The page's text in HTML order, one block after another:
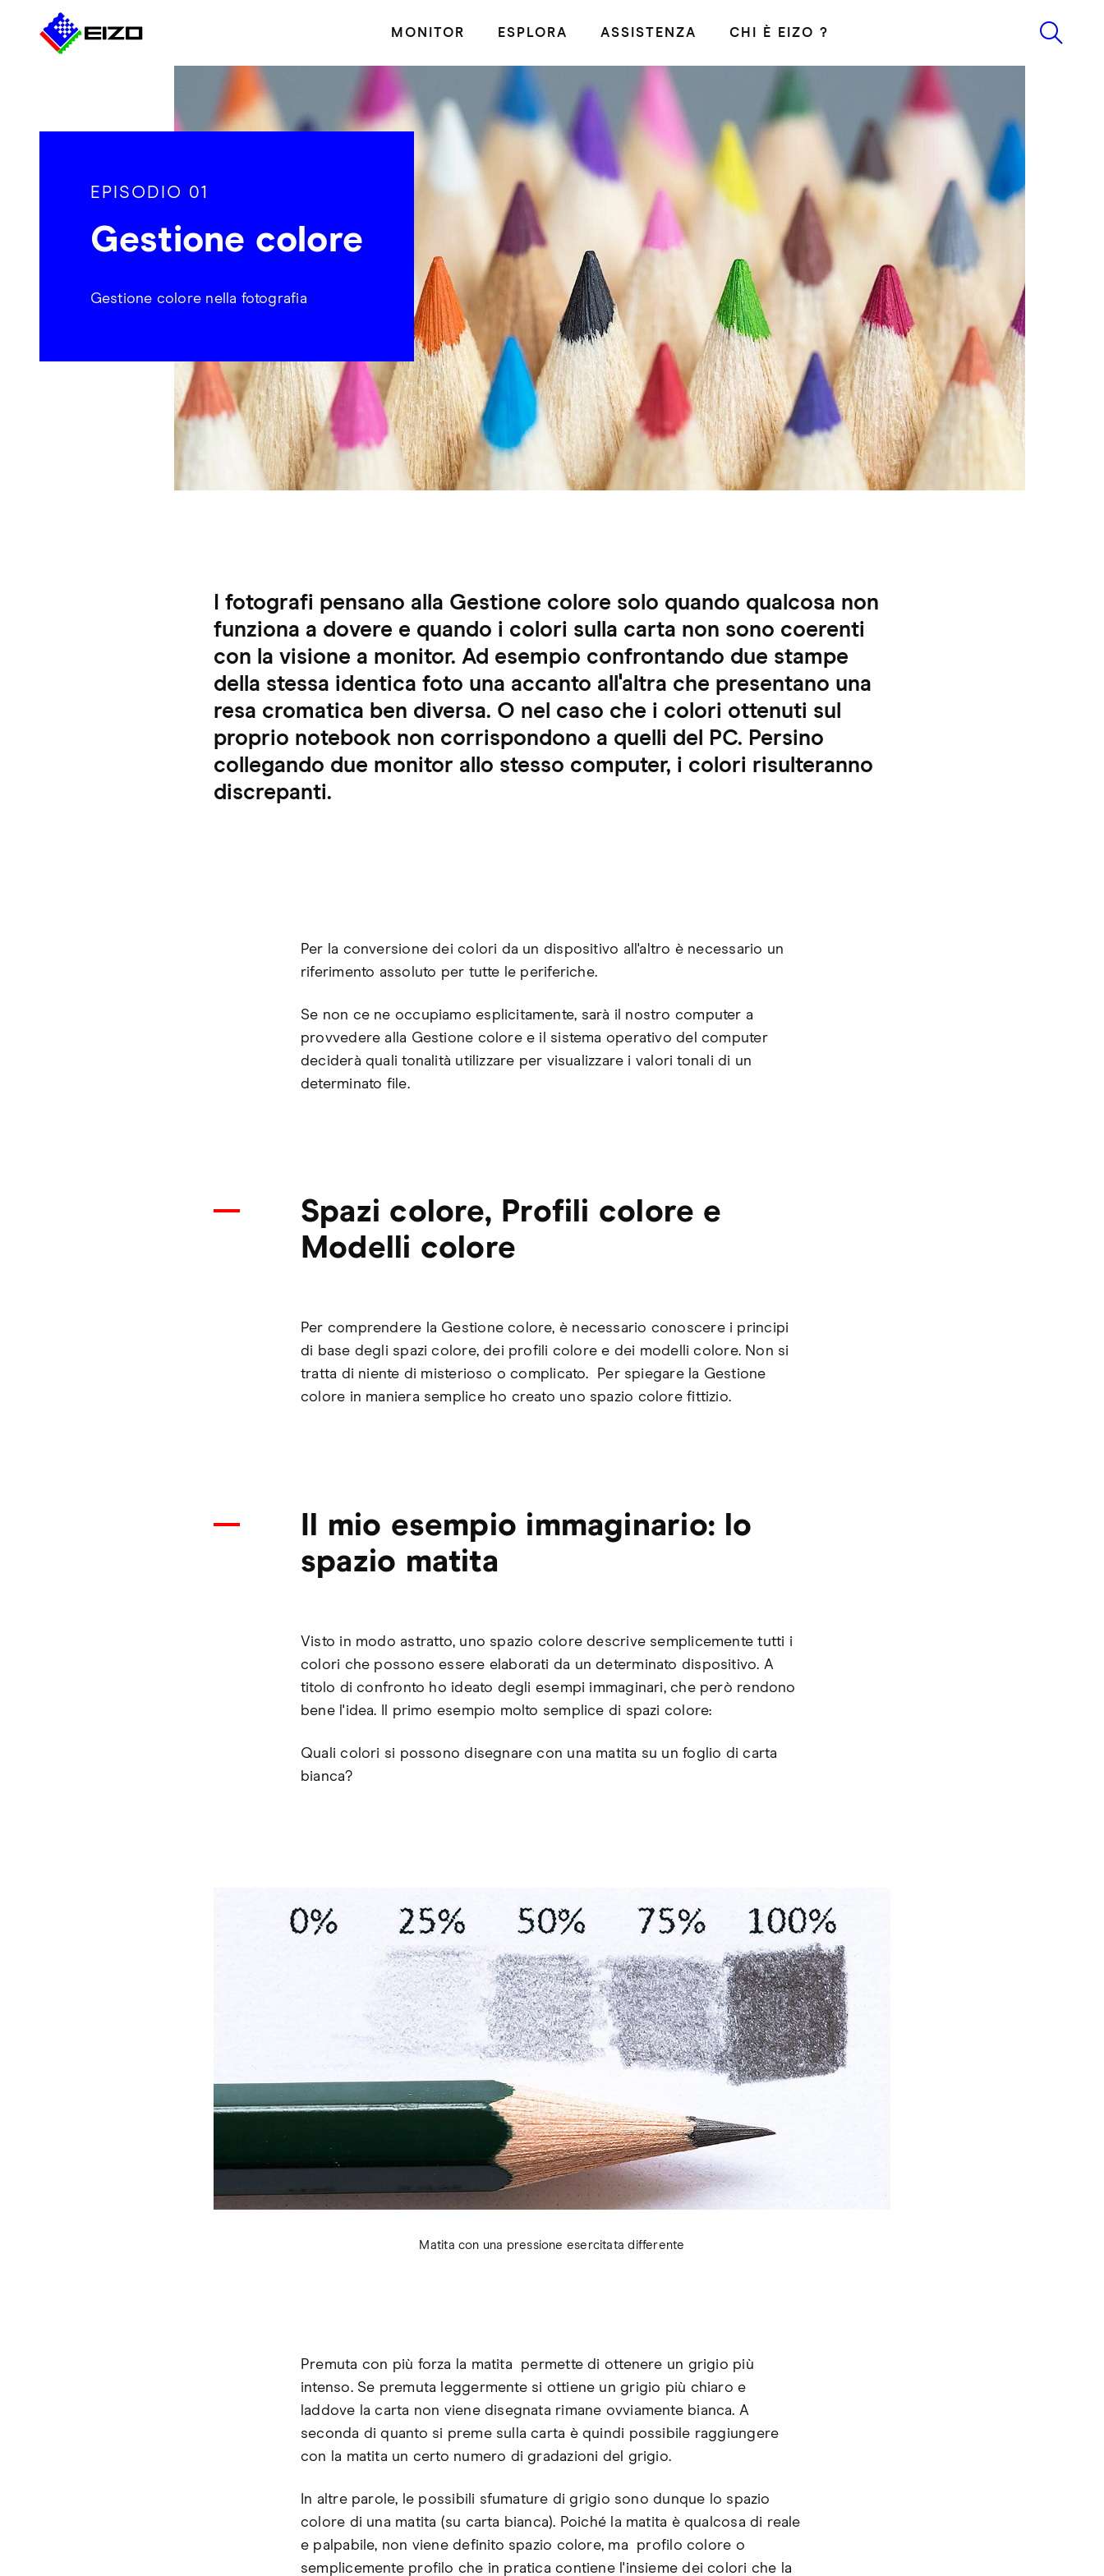
MONITOR ESPLORA ASSISTENZA CHI È EIZO ?
EPISODIO 01
Gestione colore
Gestione colore nella fotografia
I fotografi pensano alla Gestione colore solo quando qualcosa non
funziona a dovere e quando i colori sulla carta non sono coerenti
con la visione a monitor. Ad esempio confrontando due stampe
della stessa identica foto una accanto all'altra che presentano una
resa cromatica ben diversa. O nel caso che i colori ottenuti sul
proprio notebook non corrispondono a quelli del PC. Persino
collegando due monitor allo stesso computer, i colori risulteranno
discrepanti.
Per la conversione dei colori da un dispositivo all'altro è necessario un
riferimento assoluto per tutte le periferiche.
Se non ce ne occupiamo esplicitamente, sarà il nostro computer a
provvedere alla Gestione colore e il sistema operativo del computer
deciderà quali tonalità utilizzare per visualizzare i valori tonali di un
determinato file.
Spazi colore, Profili colore e
Modelli colore
Per comprendere la Gestione colore, è necessario conoscere i principi
di base degli spazi colore, dei profili colore e dei modelli colore. Non si
tratta di niente di misterioso o complicato. Per spiegare la Gestione
colore in maniera semplice ho creato uno spazio colore fittizio.
Il mio esempio immaginario: lo
spazio matita
Visto in modo astratto, uno spazio colore descrive semplicemente tutti i
colori che possono essere elaborati da un determinato dispositivo. A
titolo di confronto ho ideato degli esempi immaginari, che però rendono
bene l'idea. Il primo esempio molto semplice di spazi colore:
Quali colori si possono disegnare con una matita su un foglio di carta
bianca?
Matita con una pressione esercitata differente
Premuta con più forza la matita permette di ottenere un grigio più
intenso. Se premuta leggermente si ottiene un grigio più chiaro e
laddove la carta non viene disegnata rimane ovviamente bianca. A
seconda di quanto si preme sulla carta è quindi possibile raggiungere
con la matita un certo numero di gradazioni del grigio.
In altre parole, le possibili sfumature di grigio sono dunque lo spazio
colore di una matita (su carta bianca). Poiché la matita è qualcosa di reale
e palpabile, non viene definito spazio colore, ma profilo colore o
semplicemente profilo che in pratica contiene l'insieme dei colori che la